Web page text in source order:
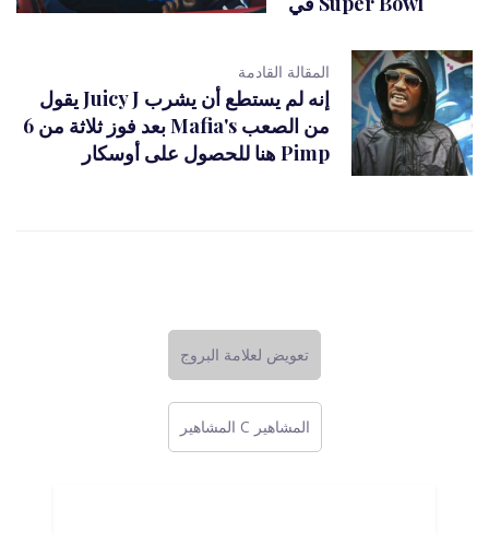
المقالة القادمة
يقول Juicy J إنه لم يستطع أن يشرب
بعد فوز ثلاثة من 6 Mafia's من الصعب
هنا للحصول على أوسكار Pimp
تعويض لعلامة البروج
المشاهير C المشاهير